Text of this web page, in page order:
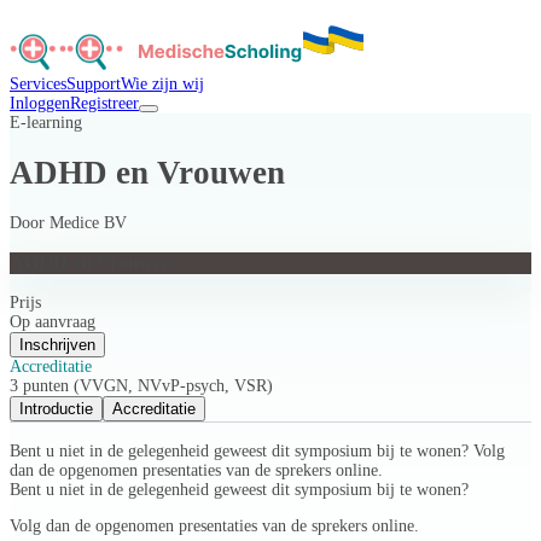
ServicesSupportWie zijn wij
InloggenRegistreer
E-learning
ADHD en Vrouwen
Door Medice BV
Prijs
Op aanvraag
Inschrijven
Accreditatie
3 punten (VVGN, NVvP-psych, VSR)
Introductie
Accreditatie
Bent u niet in de gelegenheid geweest dit symposium bij te wonen? Volg
dan de opgenomen presentaties van de sprekers online.
Bent u niet in de gelegenheid geweest dit symposium bij te wonen?
Volg dan de opgenomen presentaties van de sprekers online.